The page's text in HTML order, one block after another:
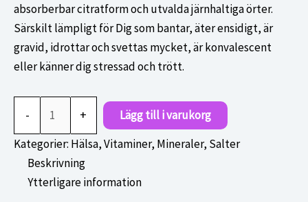
absorberbar citratform och utvalda järnhaltiga örter.
Särskilt lämpligt för Dig som bantar, äter ensidigt, är
gravid, idrottar och svettas mycket, är konvalescent
eller känner dig stressad och trött.
-
500ml
mängd
+
Lägg till i varukorg
Kategorier: Hälsa,Vitaminer, Mineraler, Salter
Beskrivning
Ytterligare information